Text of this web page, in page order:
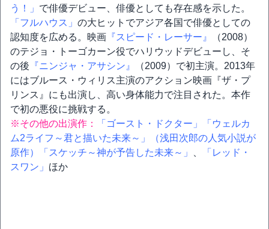
う！」 で俳優デビュー、俳優としても存在感を示した。
「フルハウス」 の大ヒットでアジア各国で俳優としての
認知度を広める。映画 『スピード・レーサー』
（2008）
のテジョ・トーゴカーン役でハリウッドデビューし、そ
の後 『ニンジャ・アサシン』
（2009）で初主演。2013年
にはブルース・ウィリス主演のアクション映画『ザ・プ
リンス』にも出演し、高い身体能力で注目された。本作
で初の悪役に挑戦する。
※その他の出演作：
「ゴースト・ドクター」
「ウェルカ
ム2ライフ～君と描いた未来～」（浅田次郎の人気小説が
原作）
「スケッチ～神が予告した未来～」 、
「レッド・
スワン」 ほか